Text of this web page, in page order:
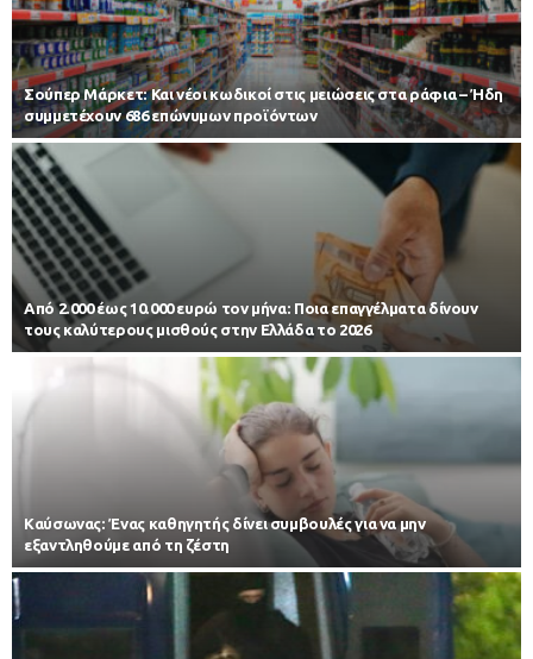
Σούπερ Μάρκετ: Και νέοι κωδικοί στις μειώσεις στα ράφια – Ήδη
συμμετέχουν 686 επώνυμων προϊόντων
Από 2.000 έως 10.000 ευρώ τον μήνα: Ποια επαγγέλματα δίνουν
τους καλύτερους μισθούς στην Ελλάδα το 2026
Kαύσωνας: Ένας καθηγητής δίνει συμβουλές για να μην
εξαντληθούμε από τη ζέστη